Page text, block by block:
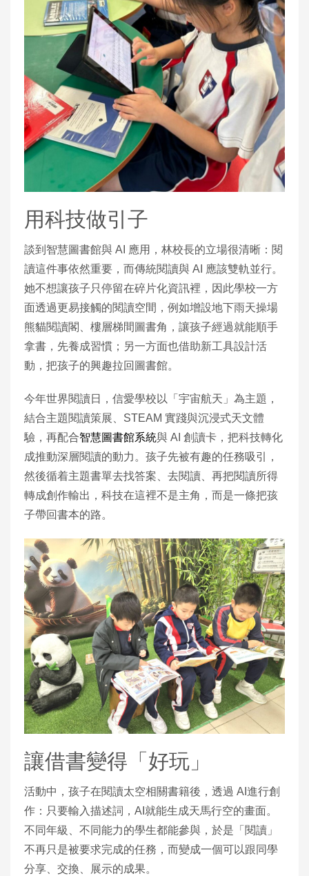
用科技做引子
談到智慧圖書館與 AI 應用，林校長的立場很清晰：閱
讀這件事依然重要，而傳統閱讀與 AI 應該雙軌並行。
她不想讓孩子只停留在碎片化資訊裡，因此學校一方
面透過更易接觸的閱讀空間，例如增設地下雨天操場
熊貓閱讀閣、樓層梯間圖書角，讓孩子經過就能順手
拿書，先養成習慣；另一方面也借助新工具設計活
動，把孩子的興趣拉回圖書館。
今年世界閱讀日，信愛學校以「宇宙航天」為主題，
結合主題閱讀策展、STEAM 實踐與沉浸式天文體
驗，再配合智慧圖書館系統與 AI 創讀卡，把科技轉化
成推動深層閱讀的動力。孩子先被有趣的任務吸引，
然後循着主題書單去找答案、去閱讀、再把閱讀所得
轉成創作輸出，科技在這裡不是主角，而是一條把孩
子帶回書本的路。
讓借書變得「好玩」
活動中，孩子在閱讀太空相關書籍後，透過 AI進行創
作：只要輸入描述詞，AI就能生成天馬行空的畫面。
不同年級、不同能力的學生都能參與，於是「閱讀」
不再只是被要求完成的任務，而變成一個可以跟同學
分享、交換、展示的成果。